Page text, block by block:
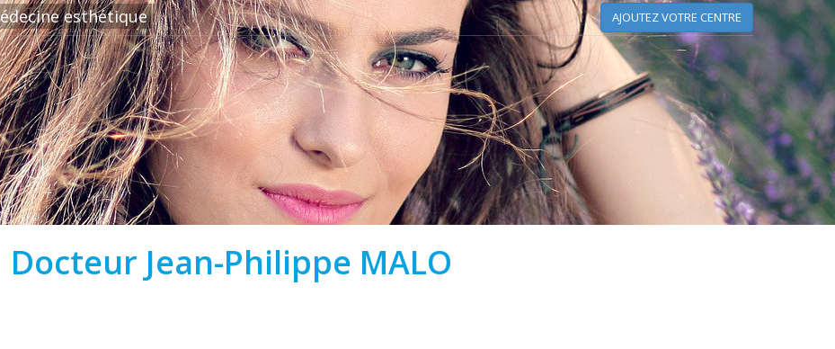
esthétique AJOUTEZ VOTRE CENTRE
Docteur Jean-Philippe MALO